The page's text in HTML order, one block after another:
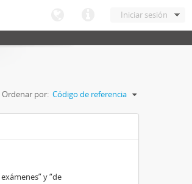
Iniciar sesión
Ordenar por: Código de referencia
y “de